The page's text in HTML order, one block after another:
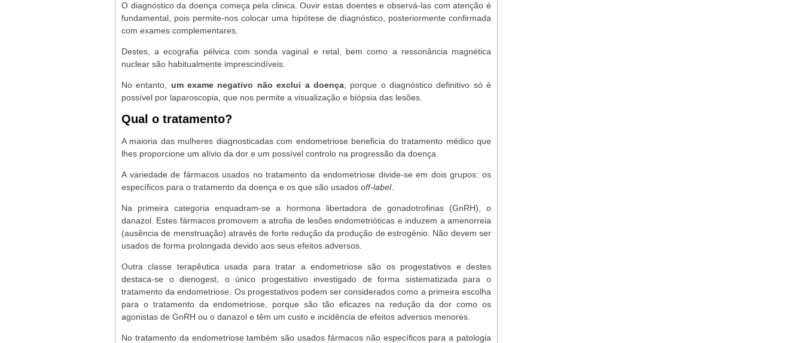
O diagnóstico da doença começa pela clinica. Ouvir estas doentes e observá-las com atenção é
fundamental, pois permite-nos colocar uma hipótese de diagnóstico, posteriormente confirmada
com exames complementares.
Destes, a ecografia pélvica com sonda vaginal e retal, bem como a ressonância magnética
nuclear são habitualmente imprescindíveis.
No entanto, um exame negativo não exclui a doença, porque o diagnóstico definitivo só é
possível por laparoscopia, que nos permite a visualização e biópsia das lesões.
Qual o tratamento?
A maioria das mulheres diagnosticadas com endometriose beneficia do tratamento médico que
lhes proporcione um alívio da dor e um possível controlo na progressão da doença.
A variedade de fármacos usados no tratamento da endometriose divide-se em dois grupos: os
específicos para o tratamento da doença e os que são usados off-label.
Na primeira categoria enquadram-se a hormona libertadora de gonadotrofinas (GnRH), o
danazol. Estes fármacos promovem a atrofia de lesões endometrióticas e induzem a amenorreia
(ausência de menstruação) através de forte redução da produção de estrogénio. Não devem ser
usados de forma prolongada devido aos seus efeitos adversos.
Outra classe terapêutica usada para tratar a endometriose são os progestativos e destes
destaca-se o dienogest, o único progestativo investigado de forma sistematizada para o
tratamento da endometriose. Os progestativos podem ser considerados como a primeira escolha
para o tratamento da endometriose, porque são tão eficazes na redução da dor como os
agonistas de GnRH ou o danazol e têm um custo e incidência de efeitos adversos menores.
No tratamento da endometriose também são usados fármacos não específicos para a patologia